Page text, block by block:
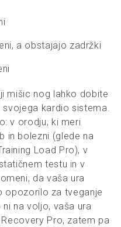
a obstajajo zadržki
mišic nog lahko dobite
kardio sistema.
v orodju, ki meri
in bolezni (glede na
Load Pro), v
testu in v
da vaša ura
opozorilo za tveganje
na voljo, vaša ura
Pro, zatem pa